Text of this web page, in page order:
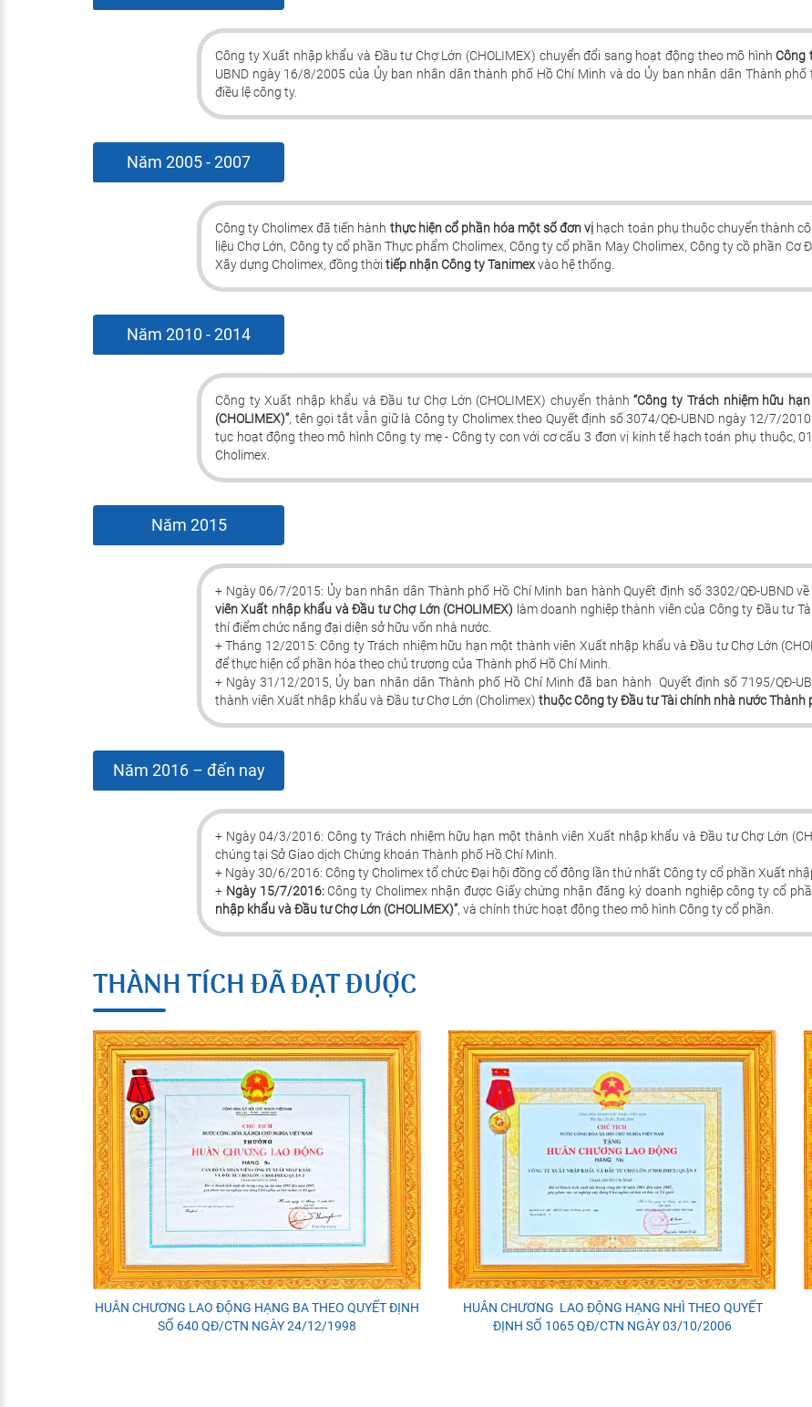
Công ty Xuất nhập khẩu và Đầu tư Chợ Lớn (CHOLIMEX) chuyển đổi sang hoạt động theo mô hình Công
UBND ngày 16/8/2005 của Ủy ban nhân dân thành phố Hồ Chí Minh và do Ủy ban nhân dân Thành
điều lệ công ty.
Năm 2005 - 2007
Công ty Cholimex đã tiến hành thực hiện cổ phần hóa một số đơn vị hạch toán phụ thuộc chuyển thành
liệu Chợ Lớn, Công ty cổ phần Thực phẩm Cholimex, Công ty cổ phần May Cholimex, Công ty cồ phần
Xây dựng Cholimex, đồng thời tiếp nhận Công ty Tanimexvào hệ thống.
Năm 2010 - 2014
Công ty Xuất nhập khẩu và Đầu tư Chợ Lớn (CHOLIMEX) chuyển thành“Công ty Trách nhiệm hữu
(CHOLIMEX)”, tên gọi tắt vẫn giữ là Công ty Cholimex theo Quyết định số 3074/QĐ-UBND ngày 12/7/
tục hoạt động theo mô hình Công ty mẹ - Công ty con với cơ cấu 3 đơn vị kinh tế hạch toán phụ thuộc,
Cholimex.
Năm 2015
+ Ngày 06/7/2015: Ủy ban nhân dân Thành phố Hồ Chí Minh ban hành Quyết định số 3302/QĐ-UBND về
viên Xuất nhập khẩu và Đầu tư Chợ Lớn (CHOLIMEX) làm doanh nghiệp thành viên của Công ty Đầu tư
thí điểm chức năng đại diện sở hữu vốn nhà nước.
+ Tháng 12/2015: Công ty Trách nhiệm hữu hạn một thành viên Xuất nhập khẩu và Đầu tư Chợ Lớn
để thực hiện cổ phần hóa theo chủ trương của Thành phố Hồ Chí Minh.
+ Ngày 31/12/2015, Ủy ban nhân dân Thành phố Hồ Chí Minh đã ban hành Quyết định số 7195/QĐ-
thành viên Xuất nhập khẩu và Đầu tư Chợ Lớn (Cholimex) thuộc Công ty Đầu tư Tài chính nhà nước Thành
Năm 2016 – đến nay
+ Ngày 04/3/2016: Công ty Trách nhiệm hữu hạn một thành viên Xuất nhập khẩu và Đầu tư Chợ Lớn
chúng tại Sở Giao dịch Chứng khoán Thành phố Hồ Chí Minh.
+ Ngày 30/6/2016: Công ty Cholimex tổ chức Đại hội đồng cổ đông lần thứ nhất Công ty cổ phần Xuất
+ Ngày 15/7/2016:Công ty Cholimex nhận được Giấy chứng nhận đăng ký doanh nghiệp công ty cổ
nhập khẩu và Đầu tư Chợ Lớn (CHOLIMEX)”, và chính thức hoạt động theo mô hình Công ty cổ phần.
THÀNH TÍCH ĐÃ ĐẠT ĐƯỢC
HUÂN CHƯƠNG LAO ĐỘNG HẠNG BA THEO QUYẾT ĐỊNH
SỐ 640 QĐ/CTN NGÀY 24/12/1998
HUÂN CHƯƠNG LAO ĐỘNG HẠNG NHÌ THEO QUYẾT
ĐỊNH SỐ 1065 QĐ/CTN NGÀY 03/10/2006